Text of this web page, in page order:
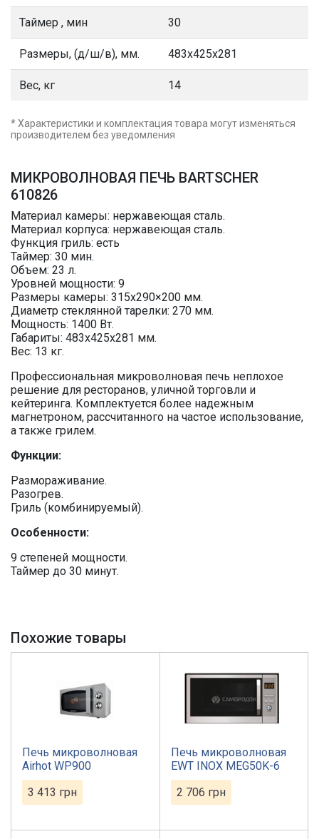
МИКРОВОЛНОВАЯ ПЕЧЬ BARTSCHER
610826
Материал камеры: нержавеющая сталь.
Материал корпуса: нержавеющая сталь.
Функция гриль: есть
Таймер: 30 мин.
Объем: 23 л.
Уровней мощности: 9
Размеры камеры: 315х290×200 мм.
Диаметр стеклянной тарелки: 270 мм.
Мощность: 1400 Вт.
Габариты: 483x425x281 мм.
Вес: 13 кг.
Профессиональная микроволновая печь неплохое
решение для ресторанов, уличной торговли и
кейтеринга. Комплектуется более надежным
магнетроном, рассчитанного на частое использование,
а также грилем.
Функции:
Размораживание.
Разогрев.
Гриль (комбинируемый).
Особенности:
9 степеней мощности.
Таймер до 30 минут.
Таймер , мин 30
Размеры, (д/ш/в), мм. 483х425х281
Вес, кг 14
* Характеристики и комплектация товара могут изменяться
производителем без уведомления
Похожие товары
Печь микроволновая
Airhot WP900
3 413 грн
Печь микроволновая
EWT INOX MEG50K-6
2 706 грн